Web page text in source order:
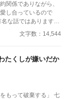
交差する記憶、巻き
関係でありながら、
し合っているので
な話ではあります
。この婚約を良く思
か真剣に考えること
く変わることになり
文字数：14,544
たくしが嫌いだか
って破棄する」 七